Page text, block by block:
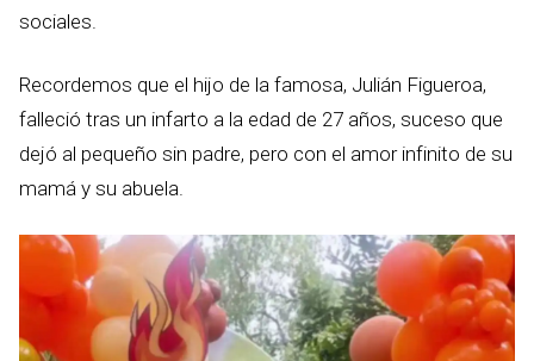
sociales.
Recordemos que el hijo de la famosa, Julián Figueroa,
falleció tras un infarto a la edad de 27 años, suceso que
dejó al pequeño sin padre, pero con el amor infinito de su
mamá y su abuela.